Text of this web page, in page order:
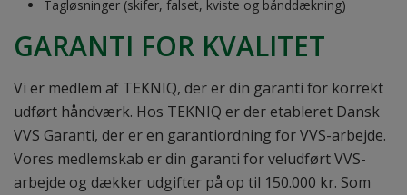
Tagløsninger (skifer, falset, kviste og bånddækning)
GARANTI FOR KVALITET
Vi er medlem af TEKNIQ, der er din garanti for korrekt
udført håndværk. Hos TEKNIQ er der etableret Dansk
VVS Garanti, der er en garantiordning for VVS-arbejde.
Vores medlemskab er din garanti for veludført VVS-
arbejde og dækker udgifter på op til 150.000 kr. Som